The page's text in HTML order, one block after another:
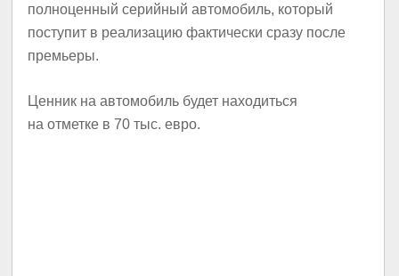
полноценный серийный автомобиль, который
поступит в реализацию фактически сразу после
премьеры.
Ценник на автомобиль будет находиться
на отметке в 70 тыс. евро.